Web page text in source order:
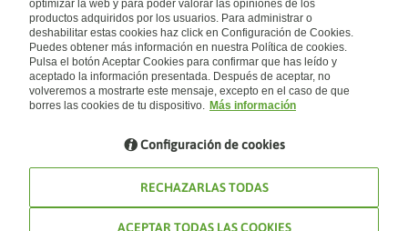
El Corte Inglés
Canal Ético
Auto check-in
Condiciones Generales
Política de privacidad
Política de cookies
Accesibilidad
Empresas/ Grupos
España
Visita nuestro blog
Blog de Viajes el Corte inglés
optimizar la web y para poder valorar las opiniones de los
productos adquiridos por los usuarios. Para administrar o
deshabilitar estas cookies haz click en Configuración de Cookies.
Puedes obtener más información en nuestra Política de cookies.
Pulsa el botón Aceptar Cookies para confirmar que has leído y
aceptado la información presentada. Después de aceptar, no
volveremos a mostrarte este mensaje, excepto en el caso de que
borres las cookies de tu dispositivo. Más información
Configuración de cookies
RECHAZARLAS TODAS
ACEPTAR TODAS LAS COOKIES